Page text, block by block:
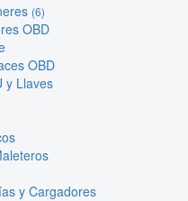
(6)
OBD
OBD
y Llaves
y Cargadores